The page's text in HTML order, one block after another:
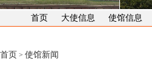
首页 大使信息 使馆信息
首页 > 使馆新闻